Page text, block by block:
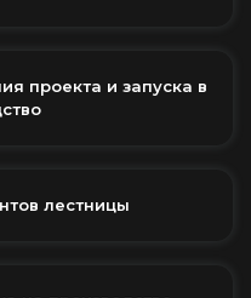
проекта и запуска в
лестницы